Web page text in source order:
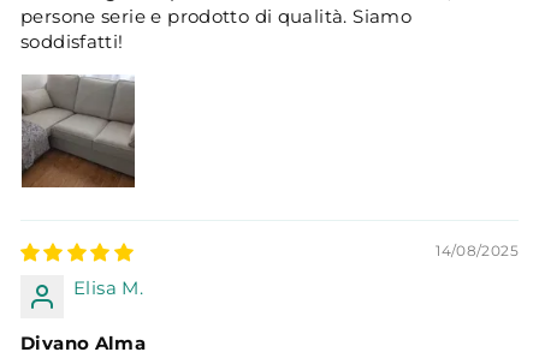
persone serie e prodotto di qualità. Siamo
soddisfatti!
14/08/2025
Elisa M.
Divano Alma